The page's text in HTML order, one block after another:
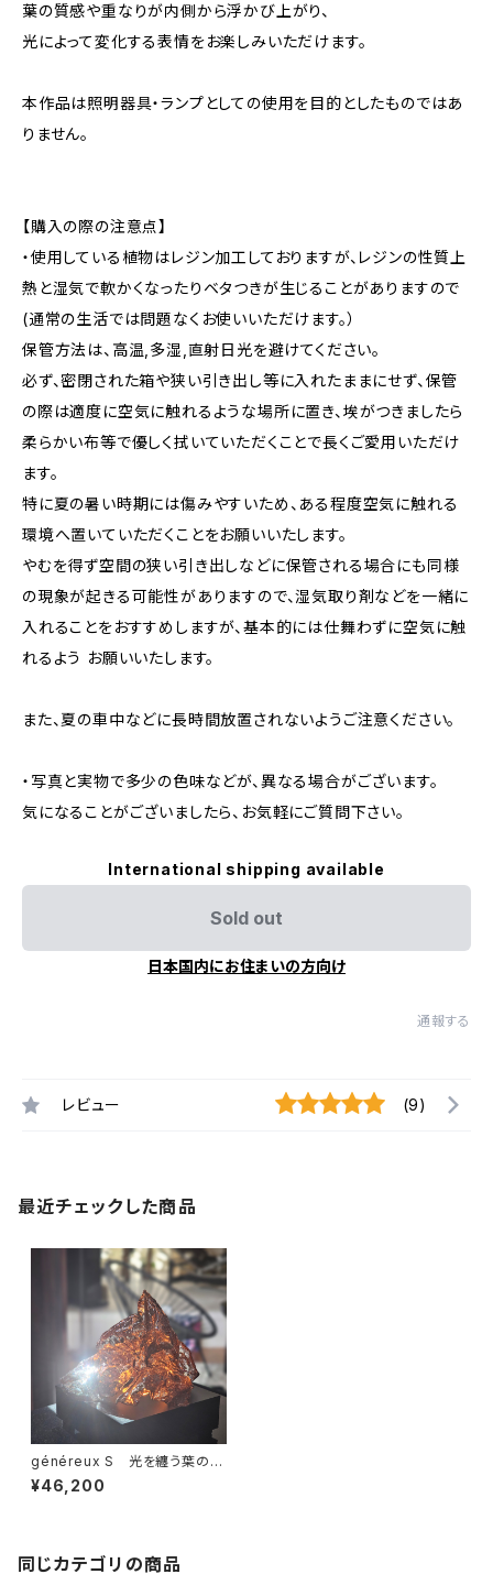
葉の質感や重なりが内側から浮かび上がり、
光によって変化する表情をお楽しみいただけます。
本作品は照明器具・ランプとしての使用を目的としたものではあ
りません。
【購入の際の注意点】
・使用している植物はレジン加工しておりますが、レジンの性質上
熱と湿気で軟かくなったりベタつきが生じることがありますので
(通常の生活では問題なくお使いいただけます。）
保管方法は、高温,多湿,直射日光を避けてください。
必ず、密閉された箱や狭い引き出し等に入れたままにせず、保管
の際は適度に空気に触れるような場所に置き、埃がつきましたら
柔らかい布等で優しく拭いていただくことで長くご愛用いただけ
ます。
特に夏の暑い時期には傷みやすいため、ある程度空気に触れる
環境へ置いていただくことをお願いいたします。
やむを得ず空間の狭い引き出しなどに保管される場合にも同様
の現象が起きる可能性がありますので、湿気取り剤などを一緒に
入れることをおすすめしますが、基本的には仕舞わずに空気に触
れるよう お願いいたします。
また、夏の車中などに長時間放置されないようご注意ください。
・写真と実物で多少の色味などが、異なる場合がございます。
気になることがございましたら、お気軽にご質問下さい。
International shipping available
Sold out
日本国内にお住まいの方向け
通報する
レビュー (9)
最近チェックした商品
généreux S 光を纏う葉のオ
ブジェ｜Light-based Botani
cal Sculpture
¥46,200
同じカテゴリの商品